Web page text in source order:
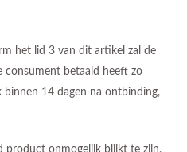
het lid 3 van dit artikel zal de
consument betaald heeft zo
binnen 14 dagen na ontbinding,
product onmogelijk blijkt te zijn,